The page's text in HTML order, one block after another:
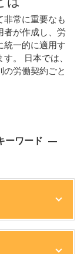
非常に重要なも
者が作成し、労
統一的に適用す
。 日本では、
の労働契約ごと
ーワード